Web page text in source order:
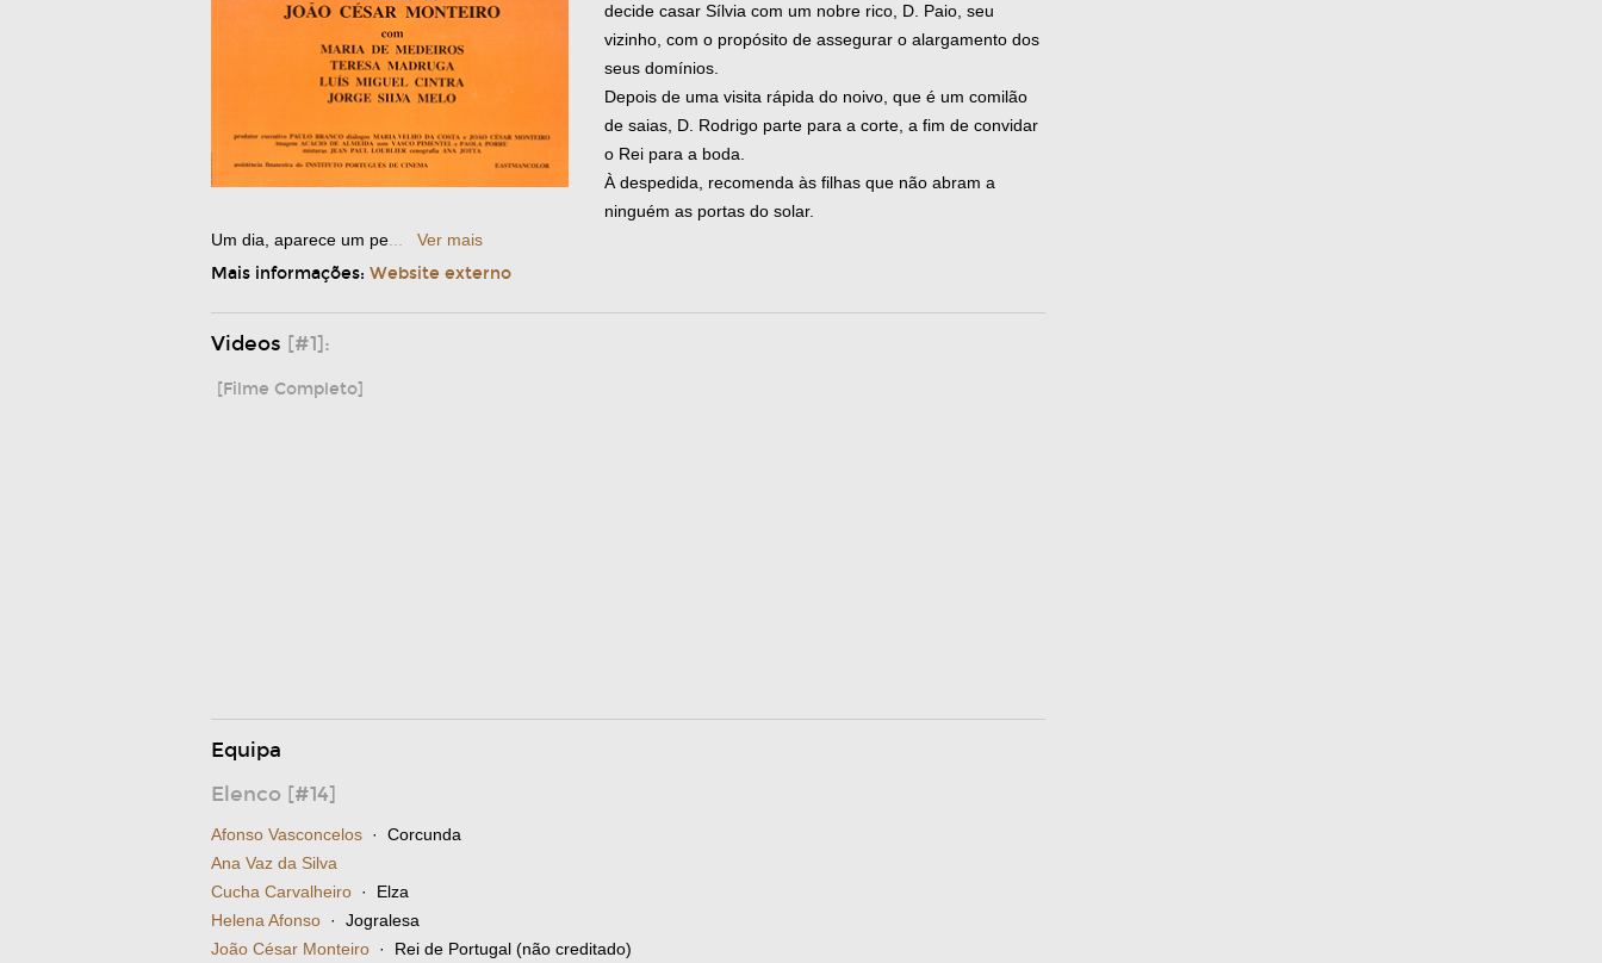
decide casar Sílvia com um nobre rico, D. Paio, seu
vizinho, com o propósito de assegurar o alargamento dos
seus domínios.
Depois de uma visita rápida do noivo, que é um comilão
de saias, D. Rodrigo parte para a corte, a fim de convidar
o Rei para a boda.
À despedida, recomenda às filhas que não abram a
ninguém as portas do solar.
Um dia, aparece um pe
Ver mais
Mais informações: Website externo
Videos [#1]:
[Filme Completo]
Equipa
Elenco [#14]
Afonso Vasconcelos · Corcunda
Ana Vaz da Silva
Cucha Carvalheiro · Elza
Helena Afonso · Jogralesa
João César Monteiro · Rei de Portugal (não creditado)